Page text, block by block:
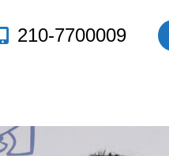
210-7700009